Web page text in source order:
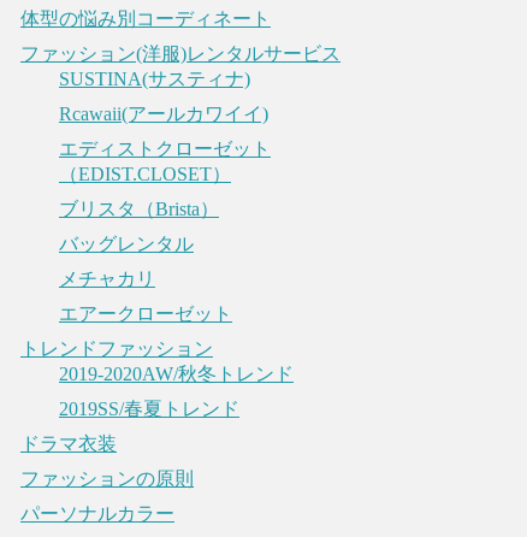
体型の悩み別コーディネート
ファッション(洋服)レンタルサービス
SUSTINA(サスティナ)
Rcawaii(アールカワイイ)
エディストクローゼット
（EDIST.CLOSET）
ブリスタ（Brista）
バッグレンタル
メチャカリ
エアークローゼット
トレンドファッション
2019-2020AW/秋冬トレンド
2019SS/春夏トレンド
ドラマ衣装
ファッションの原則
パーソナルカラー